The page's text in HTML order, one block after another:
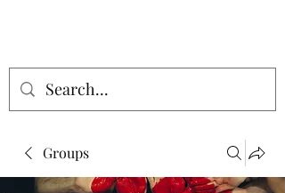
Groups